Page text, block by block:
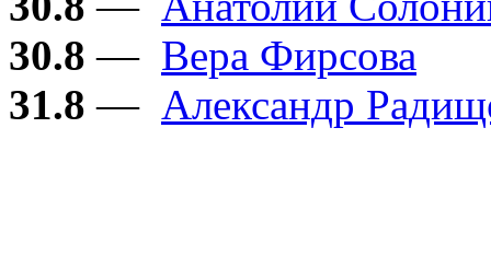
30.8 — Вера Фирсова
31.8 — Александр